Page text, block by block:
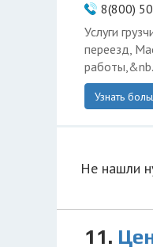
8(800)
Услуги
переезд,
Узнать
Не нашли
11.